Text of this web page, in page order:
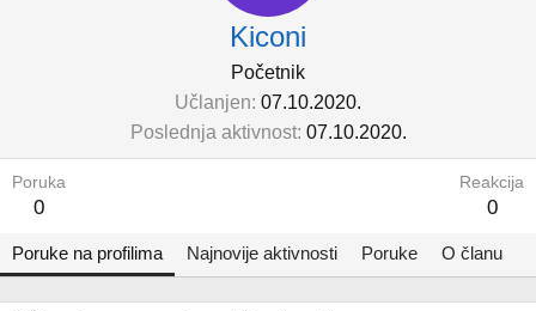
Kiconi
Početnik
Učlanjen 07.10.2020.
Poslednja aktivnost 07.10.2020.
Poruka
0
Reakcija
0
Poruke na profilima Najnovije aktivnosti Poruke O članu